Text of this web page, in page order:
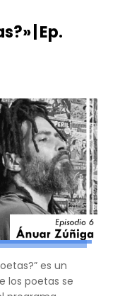
| Ep.
es un
los poetas se